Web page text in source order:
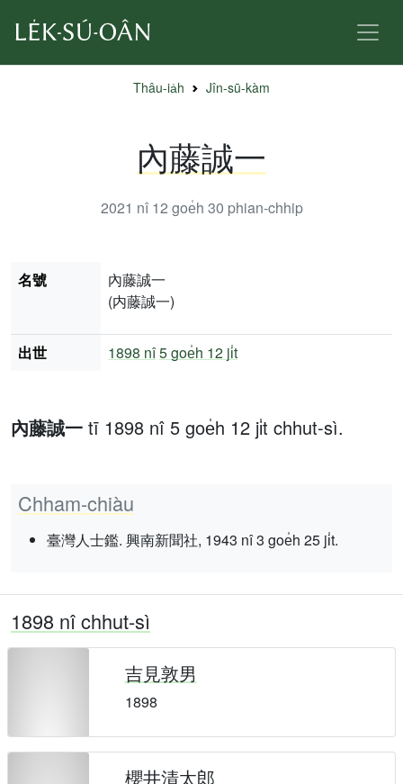
Thâu-ia̍h Jîn-sū-kàm
內藤誠一
2021 nî 12 goe̍h 30 phian-chhip
內藤誠一 tī 1898 nî 5 goe̍h 12 ji̍t chhut-sì.
Chham-chiàu
臺灣人士鑑. 興南新聞社, 1943 nî 3 goe̍h 25 ji̍t.
名號
內藤誠一
(内藤誠一)
出世 1898 nî5 goe̍h 12 ji̍t
1898 nî chhut-sì
吉見敦男
1898
櫻井清太郎